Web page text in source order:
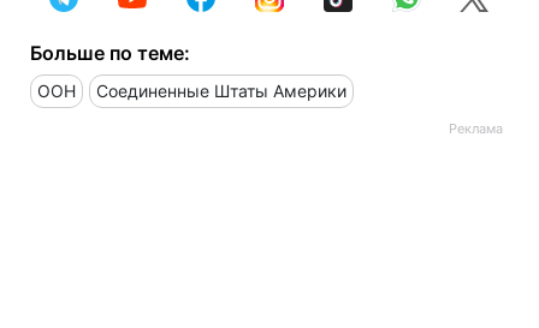
Больше по теме:
ООН Соединенные Штаты Америки